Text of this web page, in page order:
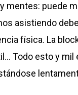
puede
asistiendo
física. La
Todo esto y